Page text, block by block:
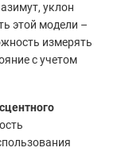
уклон
этой модели –
измерять
с учетом